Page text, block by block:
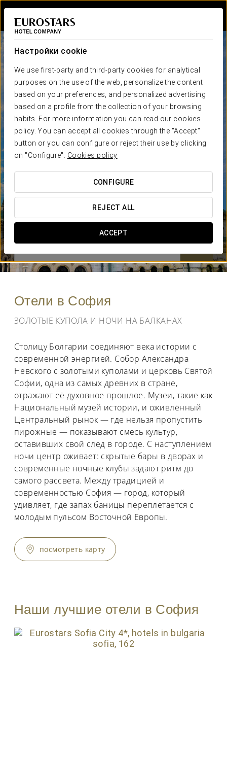
Настройки cookie
We use first-party and third-party cookies for analytical
purposes on the use of the web, personalize the content
based on your preferences, and personalized advertising
based on a profile from the collection of your browsing
habits. For more information you can read our cookies
policy. You can accept all cookies through the "Accept"
button or you can configure or reject their use by clicking
on "Configure". Cookies policy
CONFIGURE
REJECT ALL
ACCEPT
Отели в София
ЗОЛОТЫЕ КУПОЛА И НОЧИ НА БАЛКАНАХ
Столицу Болгарии соединяют века истории с
современной энергией. Собор Александра
Невского с золотыми куполами и церковь Святой
Софии, одна из самых древних в стране,
отражают её духовное прошлое. Музеи, такие как
Национальный музей истории, и оживлённый
Центральный рынок — где нельзя пропустить
пирожные — показывают смесь культур,
оставивших свой след в городе. С наступлением
ночи центр оживает: скрытые бары в дворах и
современные ночные клубы задают ритм до
самого рассвета. Между традицией и
современностью София — город, который
удивляет, где запах баницы переплетается с
молодым пульсом Восточной Европы.
посмотреть карту
Наши лучшие отели в София